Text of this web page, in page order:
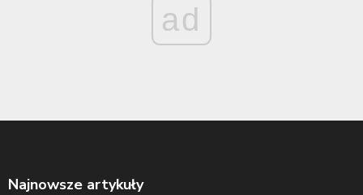
ad
Najnowsze artykuły